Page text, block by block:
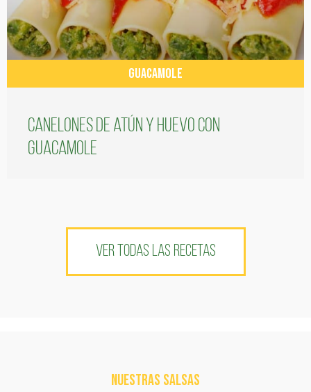
GUACAMOLE
Canelones de atún y huevo con
guacamole
VER TODAS LAS RECETAS
NUESTRAS SALSAS